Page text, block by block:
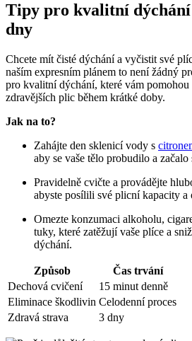
Tipy pro kvalitní
dny
Chcete mít čisté dýchání a vyčistit své
naším expresním plánem to není žádný
pro kvalitní dýchání, které vám pomohou
zdravějších plic během krátké doby.
Jak na to?
Zahájte den sklenicí vody s
aby se vaše tělo probudilo a začalo
Pravidelně cvičte a provádějte
abyste posílili své plicní kapacity
Omezte konzumaci alkoholu,
tuky, které zatěžují vaše plíce a
dýchání.
Způsob
Čas trvání
Dechová cvičení
15 minut denně
Eliminace škodlivin Celodenní proces
Zdravá strava
3 dny